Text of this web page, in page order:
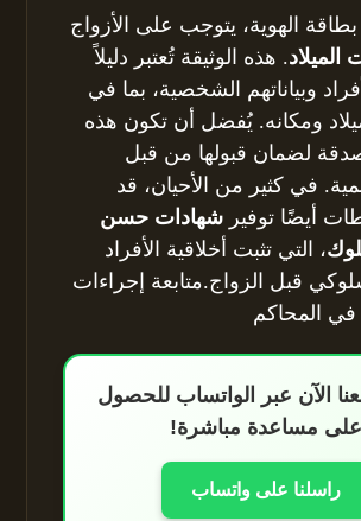
بطاقة الهوية، يتوجب على الأزواج
الميلاد. هذه الوثيقة تُعتبر دليلاً
وبياناتهم الشخصية، بما في
ومكانه. يُفضل أن تكون هذه
لضمان قبولها من قبل
في كثير من الأحيان، قد
أيضًا توفيرشهادات حسن
، التي تثبت أخلاقية الأفراد
قبل الزواج.متابعة إجراءات
في المحاكم
الآن عبر الواتساب للحصول
على مساعدة مباشرة!
راسلنا على واتساب